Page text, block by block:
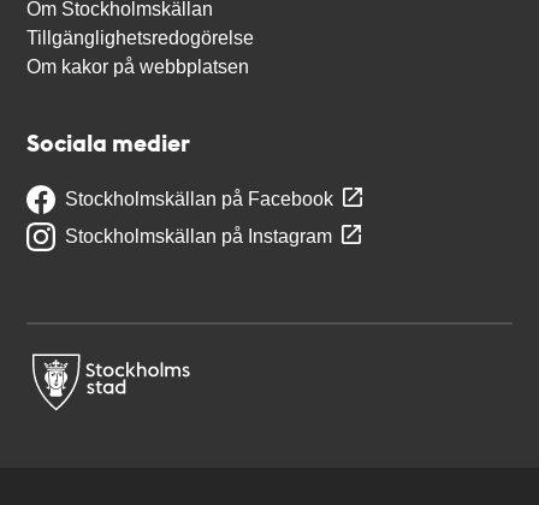
Om Stockholmskällan
Tillgänglighetsredogörelse
Om kakor på webbplatsen
Sociala medier
Stockholmskällan på Facebook
Stockholmskällan på Instagram